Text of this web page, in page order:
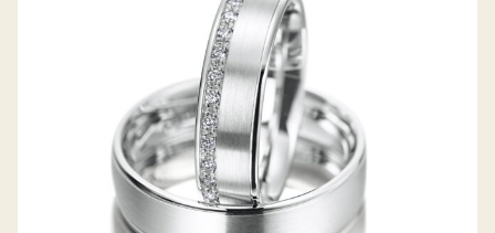
MEISTER TRAURINGE CLASSICS